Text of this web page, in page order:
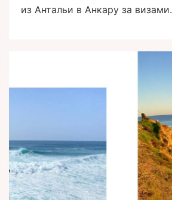
из Антальи в Анкару за визами.